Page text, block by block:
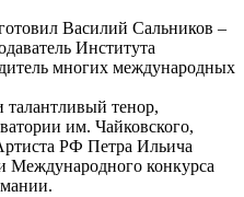
Василий Сальников –
Института
многих международных
тенор,
им. Чайковского,
РФ Петра Ильича
Международного конкурса